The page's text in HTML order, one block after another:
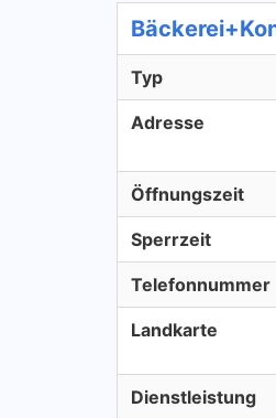
Typ
Adresse
Öffnungszeit
Sperrzeit
Telefonnummer
Landkarte
Dienstleistung